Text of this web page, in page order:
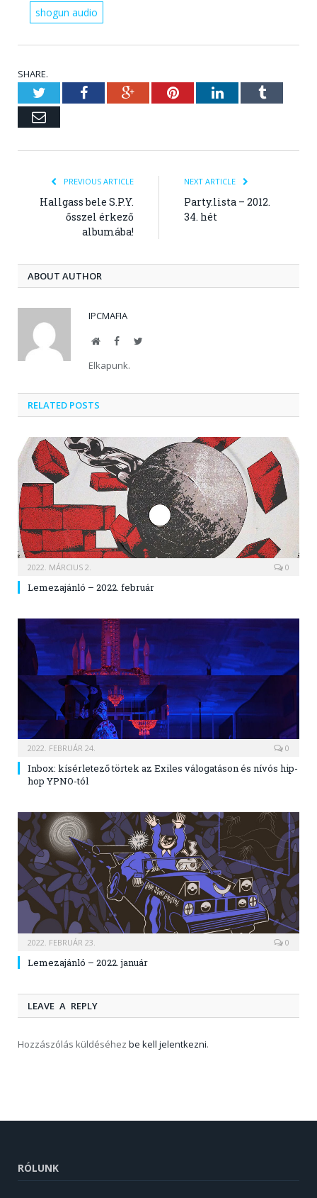
shogun audio
SHARE.
TwitterFacebookGoogle+PinterestLinkedInTumblr
Email
PREVIOUS ARTICLE
Hallgass bele S.P.Y.
ősszel érkező
albumába!
NEXT ARTICLE
Party.lista – 2012.
34. hét
ABOUT AUTHOR
IPCMAFIA
WebsiteFacebookTwitter
Elkapunk.
RELATED POSTS
2022. MÁRCIUS 2. 0
Lemezajánló – 2022. február
2022. FEBRUÁR 24. 0
Inbox: kísérletező törtek az Exiles válogatáson és nívós hip-
hop YPNO-tól
2022. FEBRUÁR 23. 0
Lemezajánló – 2022. január
LEAVE A REPLY
Hozzászólás küldéséhez be kell jelentkezni.
RÓLUNK